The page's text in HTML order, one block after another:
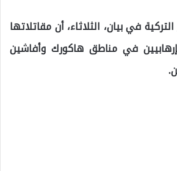
في بيان، الثلاثاء، أن مقاتلاتها
في مناطق هاكورك وأفاشين